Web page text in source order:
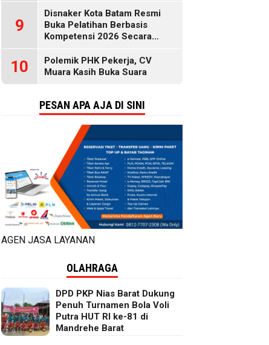
9
Disnaker Kota Batam Resmi
Buka Pelatihan Berbasis
Kompetensi 2026 Secara
10
Polemik PHK Pekerja, CV
Muara Kasih Buka Suara
PESAN APA AJA DI SINI
AGEN JASA LAYANAN
OLAHRAGA
DPD PKP Nias Barat Dukung
Penuh Turnamen Bola Voli
Putra HUT RI ke-81 di
Mandrehe Barat